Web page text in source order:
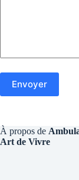
À propos de
Art de Vivre